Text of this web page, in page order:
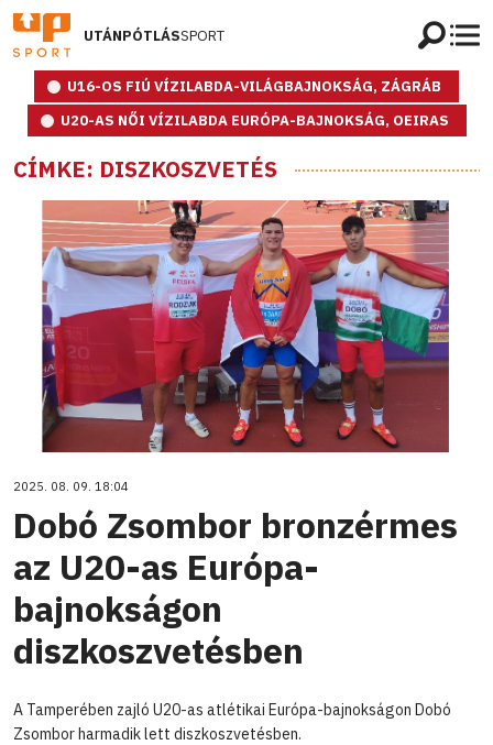
UTÁNPÓTLÁSSPORT
U16-OS FIÚ VÍZILABDA-VILÁGBAJNOKSÁG, ZÁGRÁB
U20-AS NŐI VÍZILABDA EURÓPA-BAJNOKSÁG, OEIRAS
CÍMKE: DISZKOSZVETÉS
2025. 08. 09. 18:04
Dobó Zsombor bronzérmes
az U20-as Európa-
bajnokságon
diszkoszvetésben
A Tamperében zajló U20-as atlétikai Európa-bajnokságon Dobó
Zsombor harmadik lett diszkoszvetésben.